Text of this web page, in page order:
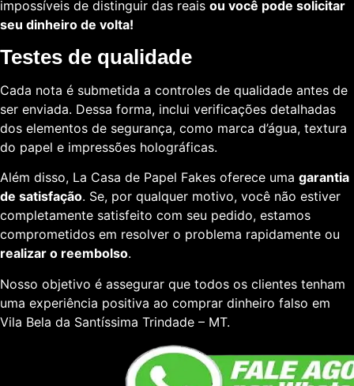
impossíveis de distinguir das reais ou você pode solicitar
seu dinheiro de volta!
Testes de qualidade
Cada nota é submetida a controles de qualidade antes de
ser enviada. Dessa forma, inclui verificações detalhadas
dos elementos de segurança, como marca d’água, textura
do papel e impressões holográficas.
Além disso, La Casa de Papel Fakes oferece uma garantia
de satisfação. Se, por qualquer motivo, você não estiver
completamente satisfeito com seu pedido, estamos
comprometidos em resolver o problema rapidamente ou
realizar o reembolso.
Nosso objetivo é assegurar que todos os clientes tenham
uma experiência positiva ao comprar dinheiro falso em
Vila Bela da Santíssima Trindade – MT.